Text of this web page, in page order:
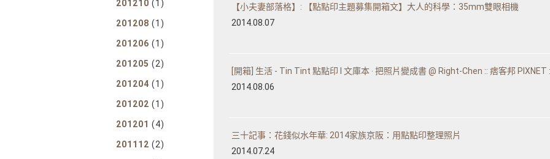
201210 (1)
201208 (1)
201206 (1)
201205 (2)
201204 (1)
201202 (1)
201201 (4)
201112 (2)
【小夫妻部落格】: 【點點印主題募集開箱文】大人的科學：35mm雙眼相機
2014.08.07
[開箱] 生活 - Tin Tint 點點印 l 文庫本 ‧ 把照片變成書 @ Right-Chen :: 痞客邦 PIXNET
2014.08.06
三十記事：花錢似水年華: 2014家族京阪：用點點印整理照片
2014.07.24